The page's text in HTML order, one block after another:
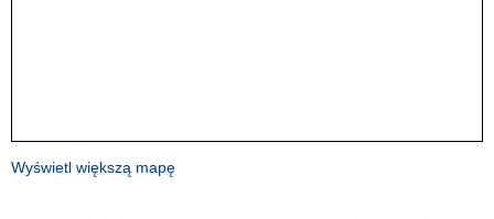
Wyświetl większą mapę